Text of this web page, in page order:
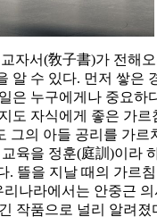
자서(敎子書)가 전해
알 수 있다. 먼저 쌓은
은 누구에게나 중요하
도 자식에게 좋은 가르
그의 아들 공리를 가르
육을 정훈(庭訓)이라
. 뜰을 지날 때의 가르침
리나라에서는 안중근
작품으로 널리 알려졌